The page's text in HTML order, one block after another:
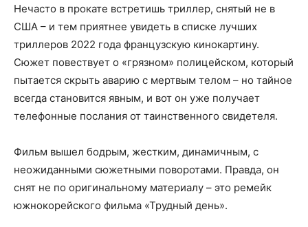
Нечасто в прокате встретишь триллер, снятый не в
США – и тем приятнее увидеть в списке лучших
триллеров 2022 года французскую кинокартину.
Сюжет повествует о «грязном» полицейском, который
пытается скрыть аварию с мертвым телом – но тайное
всегда становится явным, и вот он уже получает
телефонные послания от таинственного свидетеля.
Фильм вышел бодрым, жестким, динамичным, с
неожиданными сюжетными поворотами. Правда, он
снят не по оригинальному материалу – это ремейк
южнокорейского фильма «Трудный день».